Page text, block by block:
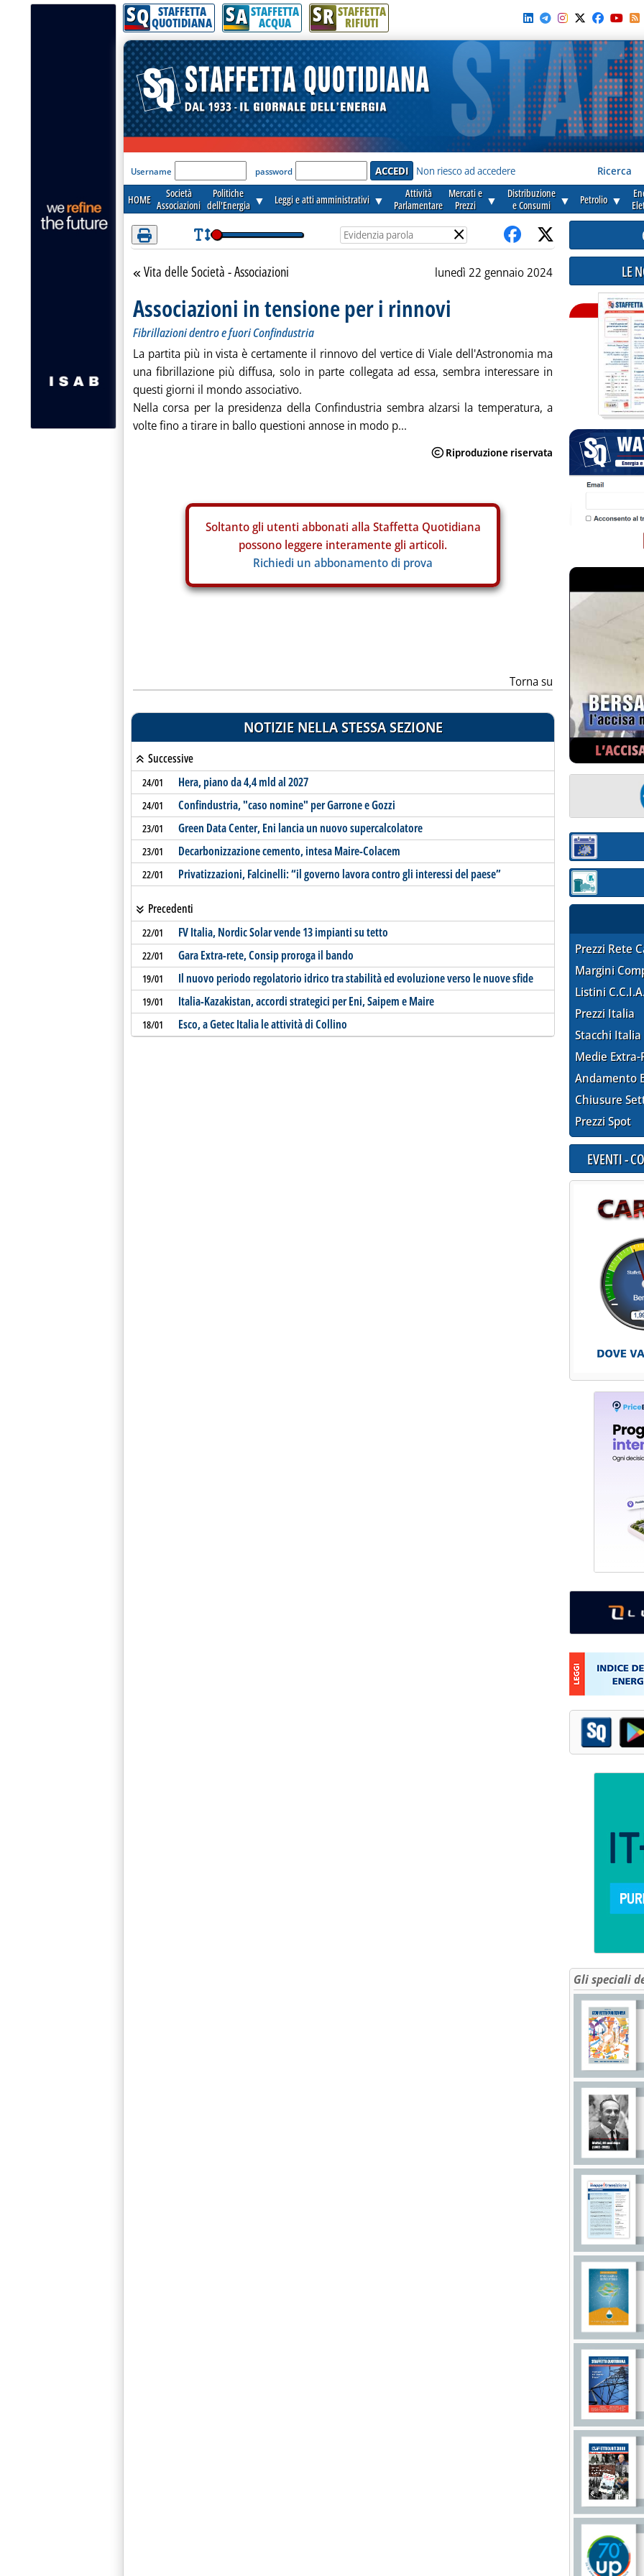
Attenzione! Esegui l'accesso per lèggere interamente la notizia.
SQ STAFFETTA
QUOTIDIANA SA STAFFETTA
ACQUA SR STAFFETTA
RIFIUTI
'Modulo Login per accedere'
Username password Non riesco ad accedere Ricerca
HOME
Società
Associazioni
Politiche
dell'Energia ▼ Leggi e atti amministrativi ▼
Attività
Parlamentare
Mercati e
Prezzi
▼
Distribuzione
e Consumi
▼ Petrolio ▼
×
Torna alla sezione
Vita delle Società - Associazioni lunedì 22 gennaio 2024
Associazioni in tensione per i rinnovi
Fibrillazioni dentro e fuori Confindustria
La partita più in vista è certamente il rinnovo del vertice di Viale dell'Astronomia ma
una fibrillazione più diffusa, solo in parte collegata ad essa, sembra interessare in
questi giorni il mondo associativo.
Nella corsa per la presidenza della Confindustria sembra alzarsi la temperatura, a
volte fino a tirare in ballo questioni annose in modo p...
Soltanto gli utenti abbonati alla Staffetta Quotidiana
possono leggere interamente gli articoli.
Richiedi un abbonamento di prova
Torna su
NOTIZIE NELLA STESSA SEZIONE
Successive
24/01 Hera, piano da 4,4 mld al 2027
24/01 Confindustria, "caso nomine" per Garrone e Gozzi
23/01 Green Data Center, Eni lancia un nuovo supercalcolatore
23/01 Decarbonizzazione cemento, intesa Maire-Colacem
22/01 Privatizzazioni, Falcinelli: “il governo lavora contro gli interessi del paese”
Precedenti
22/01 FV Italia, Nordic Solar vende 13 impianti su tetto
22/01 Gara Extra-rete, Consip proroga il bando
19/01 Il nuovo periodo regolatorio idrico tra stabilità ed evoluzione verso le nuove sfide
19/01 Italia-Kazakistan, accordi strategici per Eni, Saipem e Maire
18/01 Esco, a Getec Italia le attività di Collino
LE
Sezione:
Sezione:
Prezzi Rete
Margini
Listini
Prezzi Italia
Stacchi Italia
Medie Extra-
Andamento
Chiusure
Prezzi Spot
EVENTI -
Gli speciali